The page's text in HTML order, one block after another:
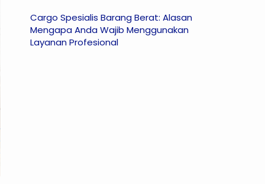
Cargo Spesialis Barang Berat: Alasan
Mengapa Anda Wajib Menggunakan
Layanan Profesional